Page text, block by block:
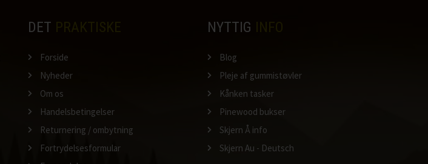
DET
Forside
Nyheder
Om os
Handelsbetingelser
Returnering / ombytning
Fortrydelsesformular
NYTTIG
Blog
Pleje af gummistøvler
Kånken tasker
Pinewood bukser
Skjern Å info
Skjern Au - Deutsch